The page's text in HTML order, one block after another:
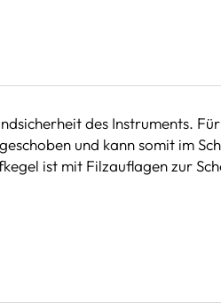
des Instruments.
und kann somit im
ist mit Filzauflagen zur